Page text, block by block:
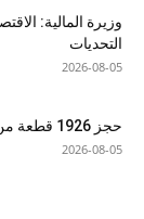
وزيرة المالية:
التحديات
2026-08-05
حجز 1926 قطعة من المواد المدرسية
2026-08-05